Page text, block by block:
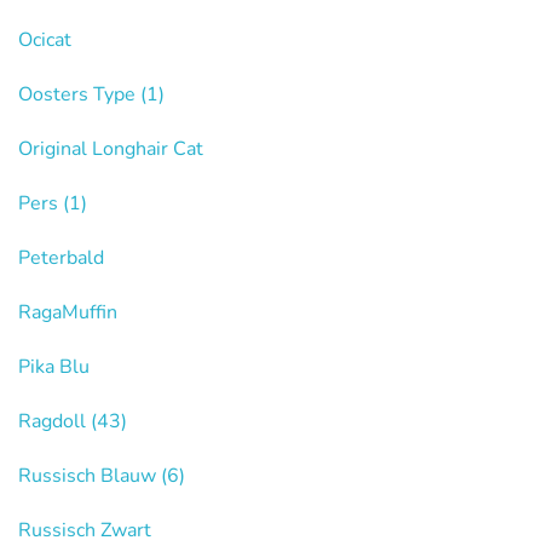
Ocicat
Oosters Type (1)
Original Longhair Cat
Pers (1)
Peterbald
RagaMuffin
Pika Blu
Ragdoll (43)
Russisch Blauw (6)
Russisch Zwart